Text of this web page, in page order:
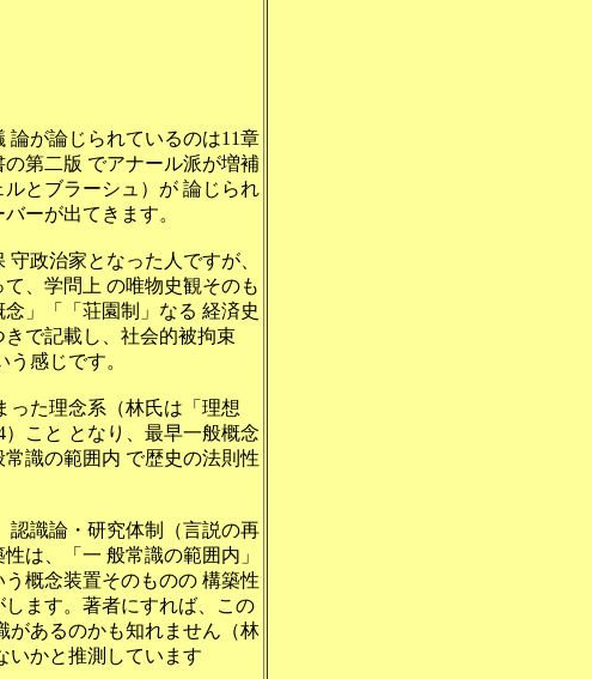
論が論じられているのは11章
第二版 でアナール派が増補
とブラーシュ）が 論じられ
ーが出てきます。
政治家となった人ですが、
、学問上 の唯物史観そのも
」「「荘園制」なる 経済史
で記載し、社会的被拘束
感じです。
った理念系（林氏は「理想
こと となり、最早一般概念
識の範囲内 で歴史の法則性
認識論・研究体制（言説の再
は、「一 般常識の範囲内」
概念装置そのものの 構築性
ます。著者にすれば、この
があるのかも知れません（林
いかと推測しています